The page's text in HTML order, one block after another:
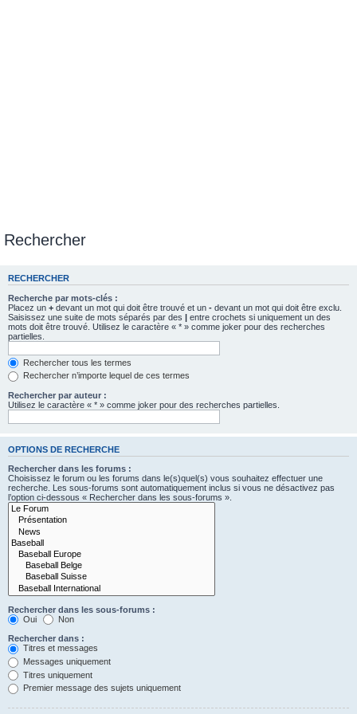
Rechercher
RECHERCHER
Recherche par mots-clés :
Placez un + devant un mot qui doit être trouvé et un - devant un mot qui doit être exclu.
Saisissez une suite de mots séparés par des | entre crochets si uniquement un des
mots doit être trouvé. Utilisez le caractère « * » comme joker pour des recherches
partielles.
Rechercher tous les termes
Rechercher n’importe lequel de ces termes
Rechercher par auteur :
Utilisez le caractère « * » comme joker pour des recherches partielles.
OPTIONS DE RECHERCHE
Rechercher dans les forums :
Choisissez le forum ou les forums dans le(s)quel(s) vous souhaitez effectuer une
recherche. Les sous-forums sont automatiquement inclus si vous ne désactivez pas
l’option ci-dessous « Rechercher dans les sous-forums ».
Rechercher dans les sous-forums :
Oui
Non
Rechercher dans :
Titres et messages
Messages uniquement
Titres uniquement
Premier message des sujets uniquement